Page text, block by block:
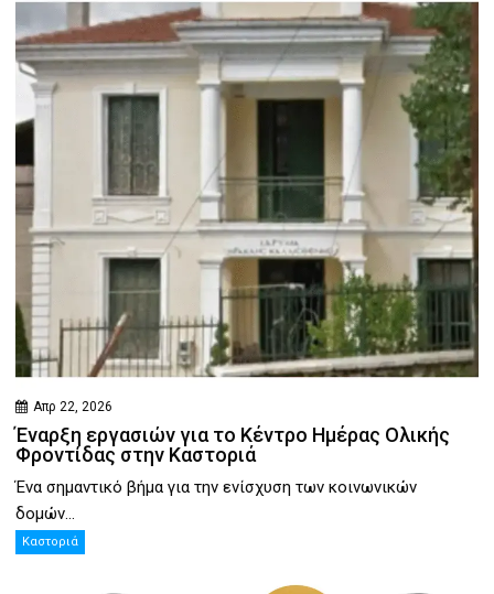
Απρ 22, 2026
Έναρξη εργασιών για το Κέντρο Ημέρας Ολικής
Φροντίδας στην Καστοριά
Ένα σημαντικό βήμα για την ενίσχυση των κοινωνικών
δομών...
Καστοριά